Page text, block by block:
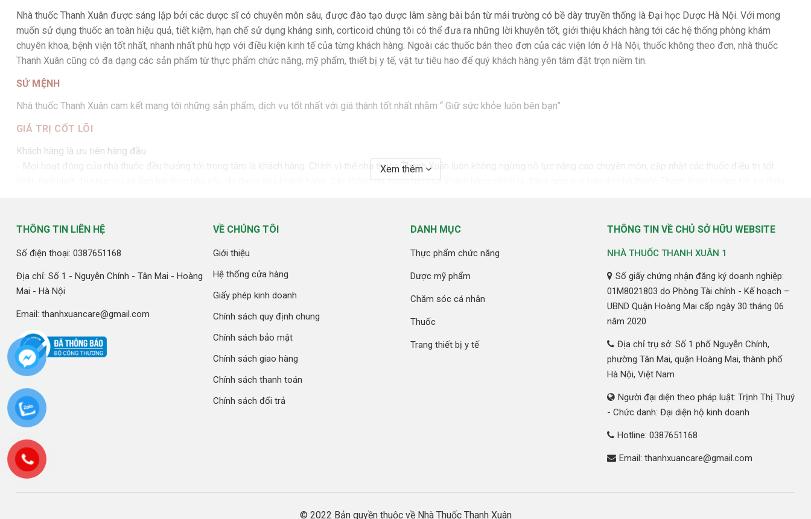
Nhà thuốc Thanh Xuân được sáng lập bởi các dược sĩ có chuyên môn sâu, được đào tạo dược lâm sàng bài bản từ mái trường có bề dày truyền thống là Đại học Dược Hà Nội. Với mong
muốn sử dụng thuốc an toàn hiệu quả, tiết kiệm, hạn chế sử dụng kháng sinh, corticoid chúng tôi có thể đưa ra những lời khuyên tốt, giới thiệu khách hàng tới các hệ thống phòng khám
chuyên khoa, bệnh viện tốt nhất, nhanh nhất phù hợp với điều kiện kinh tế của từng khách hàng. Ngoài các thuốc bán theo đơn của các viện lớn ở Hà Nội, thuốc không theo đơn, nhà thuốc
Thanh Xuân cũng có đa dạng các sản phẩm từ thực phẩm chức năng, mỹ phẩm, thiết bị y tế, vật tư tiêu hao để quý khách hàng yên tâm đặt trọn niềm tin.
SỨ MỆNH
Nhà thuốc Thanh Xuân cam kết mang tới những sản phẩm, dịch vụ tốt nhất với giá thành tốt nhất nhằm “ Giữ sức khỏe luôn bên bạn”
GIÁ TRỊ CỐT LÕI
Khách hàng là ưu tiên hàng đầu
- Mọi hoạt động của nhà thuốc đều hướng tới trọng tâm là khách hàng. Chính vì thế nhà thuốc Thanh Xuân luôn không ngừng nỗ lực nâng cao chuyên môn, cập nhật các thuốc điều trị tốt
nhất, mới nhất để phục vụ và làm hài lòng nhu cầu đa dạng của khách hàng. Các thông tin, phản hồi của khách hàng chính là đóng góp quý báu để nhà thuốc Thanh Xuân hướng tới sự thấu
+ Đội ngũ nhân viên của nhà thuốc Thanh Xuân đều là dược sĩ có chuyên môn tốt, làm việc dưới qui trình quản lý chặt chẽ từ khâu tiếp nhận đơn thuốc, thông tin đến dịch vụ chăm sóc khách
+ Các sản phẩm bán tại nhà thuốc đều là sản phẩm chính hãng, được thẩm định chất lượng kỹ càng từ khâu đầu vào đến bảo quản, giá được niêm yết rõ ràng và cam kết luôn luôn tốt nhất
thị trường.
+ Tư vấn thuốc online 24/7
Xem thêm
THÔNG TIN LIÊN HỆ
Số điện thoại: 0387651168
Địa chỉ: Số 1 - Nguyễn Chính - Tân Mai - Hoàng
Mai - Hà Nội
Email: thanhxuancare@gmail.com
VỀ CHÚNG TÔI
Giới thiệu
Hệ thống cửa hàng
Giấy phép kinh doanh
Chính sách quy định chung
Chính sách bảo mật
Chính sách giao hàng
Chính sách thanh toán
Chính sách đổi trả
DANH MỤC
Thực phẩm chức năng
Dược mỹ phẩm
Chăm sóc cá nhân
Thuốc
Trang thiết bị y tế
THÔNG TIN VỀ CHỦ SỞ HỮU WEBSITE
NHÀ THUỐC THANH XUÂN 1
Số giấy chứng nhận đăng ký doanh nghiệp:
01M8021803 do Phòng Tài chính - Kế hoạch –
UBND Quận Hoàng Mai cấp ngày 30 tháng 06
năm 2020
Địa chỉ trụ sở: Số 1 phố Nguyễn Chính,
phường Tân Mai, quận Hoàng Mai, thành phố
Hà Nội, Việt Nam
Người đại diện theo pháp luật: Trịnh Thị Thuý
- Chức danh: Đại diện hộ kinh doanh
Hotline: 0387651168
Email: thanhxuancare@gmail.com
© 2022 Bản quyền thuộc về Nhà Thuốc Thanh Xuân